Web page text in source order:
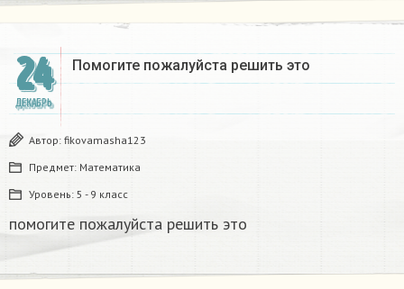
24
ДЕКАБРЬ
Помогите пожалуйста решить это
Автор: fikovamasha123
Предмет: Математика
Уровень: 5 - 9 класс
помогите пожалуйста решить это